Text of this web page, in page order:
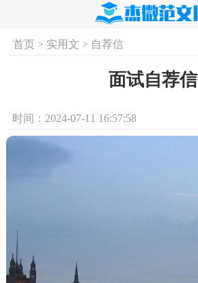
首页 实用文
首页> 实用文 > 自荐信
面试自荐信
时间：2024-07-11 16:57:58